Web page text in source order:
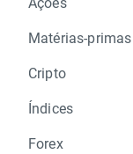
Matérias-primas
Cripto
Índices
Forex